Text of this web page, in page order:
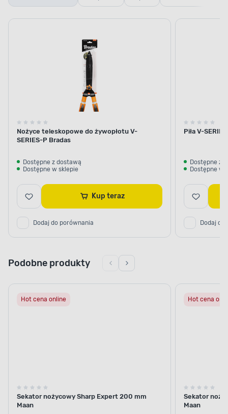
ręczne do
żywopłotu
ręczne
Nożyce teleskopowe do żywopłotu V-
SERIES-P Bradas
Dostępne z dostawą
Dostępne w sklepie
Kup teraz
Dodaj do porównania
Piła V-
Dostępne z
Dostępne w
Dodaj do
Podobne produkty
Hot cena online
Sekator nożycowy Sharp Expert 200 mm
Maan
Hot cena
Sekator
Maan